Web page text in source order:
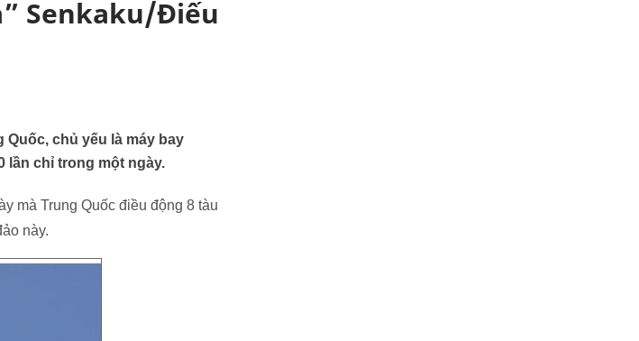
Senkaku/Điếu
Quốc, chủ yếu là máy bay
lần chỉ trong một ngày.
mà Trung Quốc điều động 8 tàu
này.